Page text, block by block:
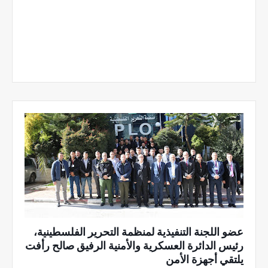
عضو اللجنة التنفيذية لمنظمة التحرير الفلسطينية،
رئيس الدائرة العسكرية والأمنية الرفيق صالح رأفت
يلتقي أجهزة الأمن